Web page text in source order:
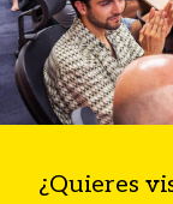
¿Quieres